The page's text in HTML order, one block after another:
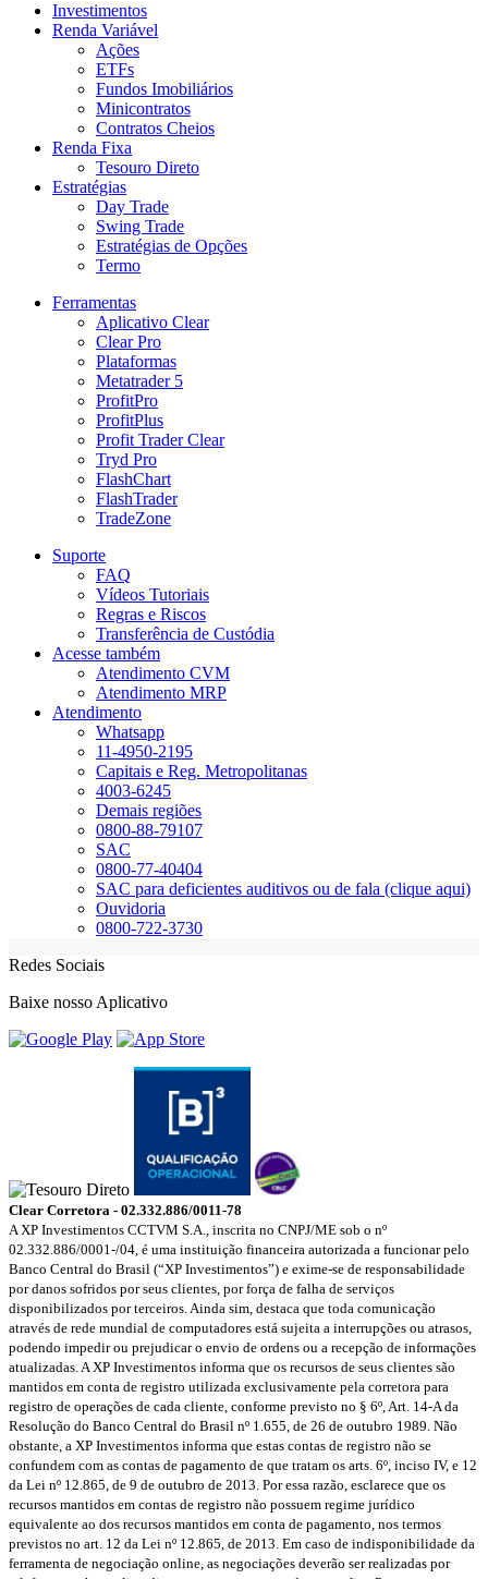
Investimentos
Renda Variável
Ações
ETFs
Fundos Imobiliários
Minicontratos
Contratos Cheios
Renda Fixa
Tesouro Direto
Estratégias
Day Trade
Swing Trade
Estratégias de Opções
Termo
Ferramentas
Aplicativo Clear
Clear Pro
Plataformas
Metatrader 5
ProfitPro
ProfitPlus
Profit Trader Clear
Tryd Pro
FlashChart
FlashTrader
TradeZone
Suporte
FAQ
Vídeos Tutoriais
Regras e Riscos
Transferência de Custódia
Acesse também
Atendimento CVM
Atendimento MRP
Atendimento
Whatsapp
11-4950-2195
Capitais e Reg. Metropolitanas
4003-6245
Demais regiões
0800-88-79107
SAC
0800-77-40404
SAC para deficientes auditivos ou de fala (clique aqui)
Ouvidoria
0800-722-3730
Redes Sociais
Baixe nosso Aplicativo
Clear Corretora - 02.332.886/0011-78
A XP Investimentos CCTVM S.A., inscrita no CNPJ/ME sob o nº
02.332.886/0001-/­04, é uma instituição financeira autorizada a funcionar pelo
Banco Central do Brasil (“XP Investimentos”) e exime-se de responsabilidade
por danos sofridos por seus clientes, por força de falha de serviços
disponibilizados por terceiros. Ainda sim, destaca que toda comunicação
através de rede mundial de computadores está sujeita a interrupções ou atrasos,
podendo impedir ou prejudicar o envio de ordens ou a recepção de informações
atualizadas. A XP Investimentos informa que os recursos de seus clientes são
mantidos em conta de registro utilizada exclusivamente pela corretora para
registro de operações de cada cliente, conforme previsto no § 6º, Art. 14-A da
Resolução do Banco Central do Brasil nº 1.655, de 26 de outubro 1989. Não
obstante, a XP Investimentos informa que estas contas de registro não se
confundem com as contas de pagamento de que tratam os arts. 6º, inciso IV, e 12
da Lei nº 12.865, de 9 de outubro de 2013. Por essa razão, esclarece que os
recursos mantidos em contas de registro não possuem regime jurídico
equivalente ao dos recursos mantidos em conta de pagamento, nos termos
previstos no art. 12 da Lei nº 12.865, de 2013. Em caso de indisponibilidade da
ferramenta de negociação online, as negociações deverão ser realizadas por